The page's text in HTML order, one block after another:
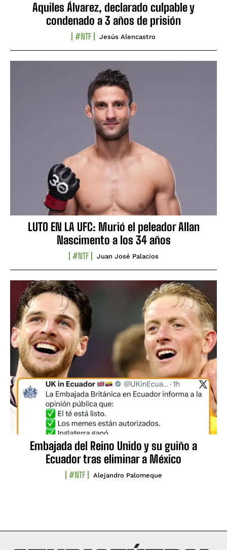
Aquiles Álvarez, declarado culpable y
condenado a 3 años de prisión
#NTF Jesús Alencastro
LUTO EN LA UFC: Murió el peleador Allan
Nascimento a los 34 años
#NTF Juan José Palacios
Embajada del Reino Unido y su guiño a
Ecuador tras eliminar a México
#NTF Alejandro Palomeque